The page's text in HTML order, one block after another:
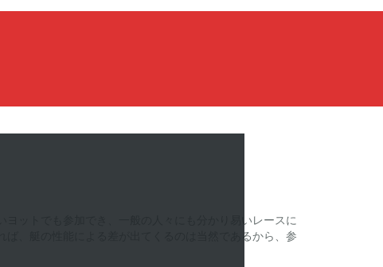
ットでも参加でき、一般の人々にも分かり易いレースに
ば、艇の性能による差が出てくるのは当然であるから、参